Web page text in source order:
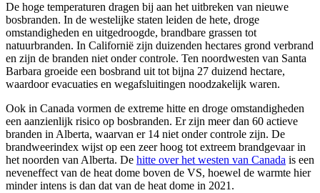
De hoge temperaturen dragen bij aan het uitbreken van nieuwe
bosbranden. In de westelijke staten leiden de hete, droge
omstandigheden en uitgedroogde, brandbare grassen tot
natuurbranden. In Californië zijn duizenden hectares grond verbrand
en zijn de branden niet onder controle. Ten noordwesten van Santa
Barbara groeide een bosbrand uit tot bijna 27 duizend hectare,
waardoor evacuaties en wegafsluitingen noodzakelijk waren.
Ook in Canada vormen de extreme hitte en droge omstandigheden
een aanzienlijk risico op bosbranden. Er zijn meer dan 60 actieve
branden in Alberta, waarvan er 14 niet onder controle zijn. De
brandweerindex wijst op een zeer hoog tot extreem brandgevaar in
het noorden van Alberta. De hitte over het westen van Canada is een
neveneffect van de heat dome boven de VS, hoewel de warmte hier
minder intens is dan dat van de heat dome in 2021.